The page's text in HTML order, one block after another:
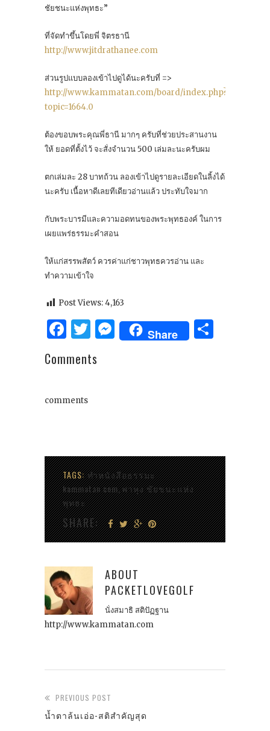
ชัยชนะแห่งพุทธะ”
ที่จัดทำขึ้นโดยพี่ จิตรธานี
http://www.jitdrathanee.com
ส่วนรูปแบบลองเข้าไปดูได้นะครับที่ =>
http://www.kammatan.com/board/index.php?
topic=1664.0
ต้องขอบพระคุณพี่ธานี มากๆ ครับที่ช่วยประสานงาน
ให้ ยอดที่ตั้งไว้ จะสั่งจำนวน 500 เล่มละนะครับผม
ตกเล่มละ 28 บาทถ้วน ลองเข้าไปดูรายละเอียดในลิ้งได้
นะครับ เนื้อหาดีเลยทีเดียวอ่านแล้ว ประทับใจมาก
กับพระบารมีและความอดทนของพระพุทธองค์ ในการ
เผยแพร่ธรรมะคำสอน
ให้แก่สรรพสัตว์ ควรค่าแก่ชาวพุทธควรอ่าน และ
ทำความเข้าใจ
Post Views:4,163
Facebook
Twitter
Messenger
Share
Comments
comments
TAGS: ทำหนังสือธรรมะ
kammatan.com,พาหุง ชัยชนะแห่ง
พุทธะ
SHARE:
ABOUT
PACKETLOVEGOLF
นั่งสมาธิ สติปัฏฐาน
http://www.kammatan.com
PREVIOUS POST
น้ำตาล้นเอ่อ-สติสำคัญสุด